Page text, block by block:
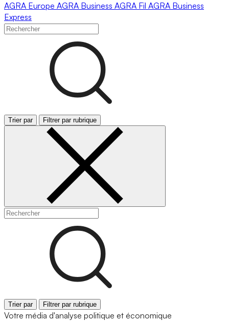
AGRA Europe AGRA Business AGRA Fil AGRA Business
Express
Trier par Filtrer par rubrique
Trier par Filtrer par rubrique
Votre média d'analyse politique et économique